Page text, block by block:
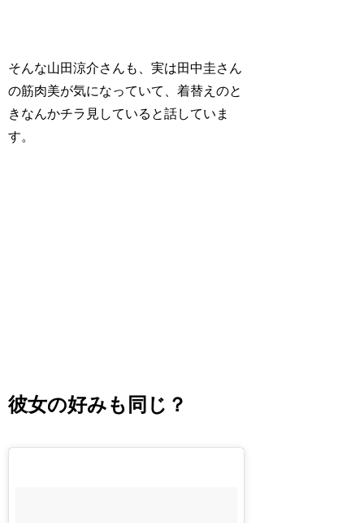
そんな山田涼介さんも、実は田中圭さん
の筋肉美が気になっていて、着替えのと
きなんかチラ見していると話していま
す。
彼女の好みも同じ？